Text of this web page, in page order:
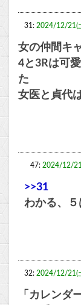
31: 2024/12/21(
女の仲間キ
4と3Rは可
た
女医と貞代
47: 2024/12/
>>31
わかる、
32: 2024/12/21(
「カレンダ